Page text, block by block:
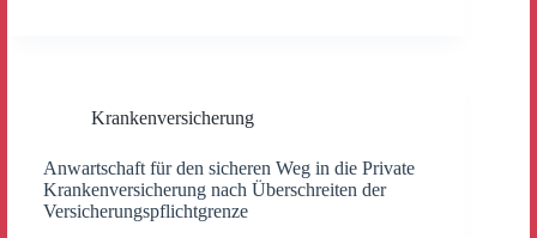
Krankenversicherung
Anwartschaft für den sicheren Weg in die Private
Krankenversicherung nach Überschreiten der
Versicherungspflichtgrenze